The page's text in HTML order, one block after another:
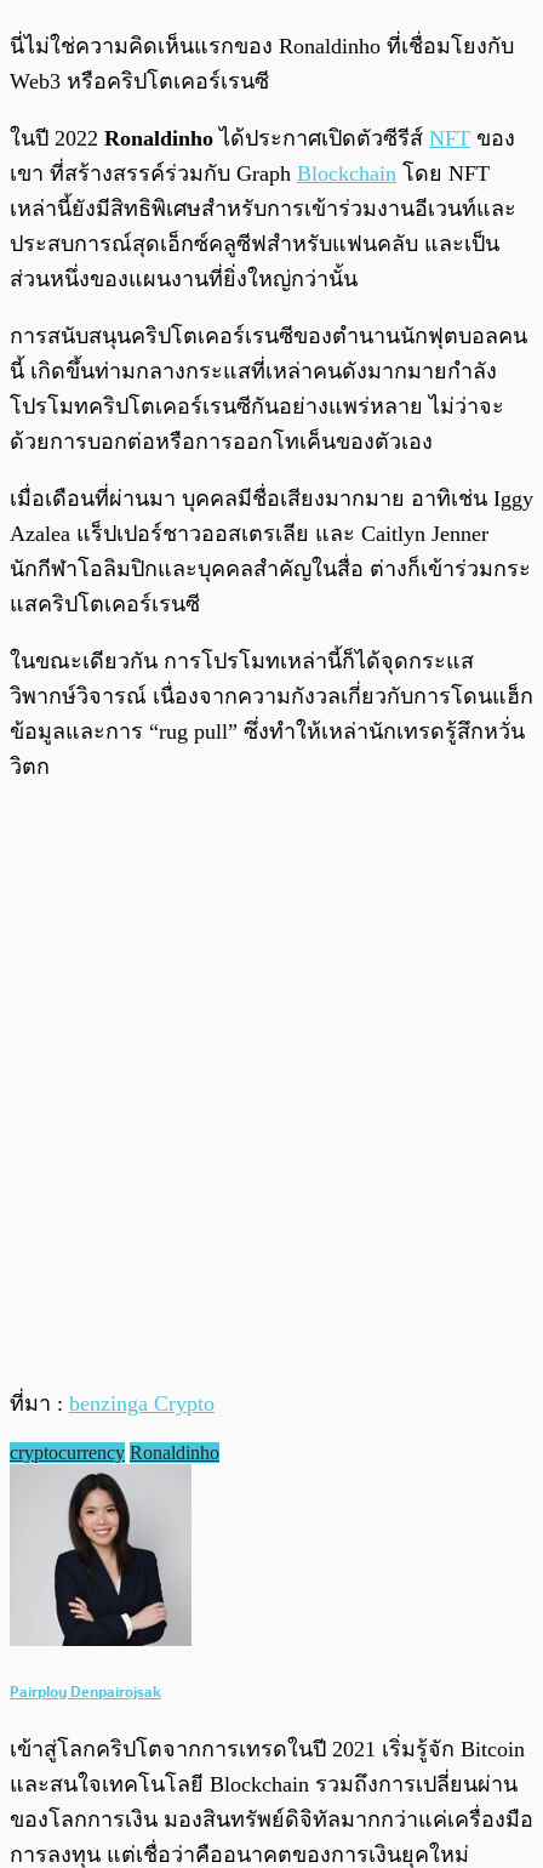
นี่ไม่ใช่ความคิดเห็นแรกของ Ronaldinho ที่เชื่อมโยงกับ
Web3 หรือคริปโตเคอร์เรนซี
ในปี 2022 Ronaldinho ได้ประกาศเปิดตัวซีรีส์ NFT ของ
เขา ที่สร้างสรรค์ร่วมกับ Graph Blockchain โดย NFT
เหล่านี้ยังมีสิทธิพิเศษสำหรับการเข้าร่วมงานอีเวนท์และ
ประสบการณ์สุดเอ็กซ์คลูซีฟสำหรับแฟนคลับ และเป็น
ส่วนหนึ่งของแผนงานที่ยิ่งใหญ่กว่านั้น
การสนับสนุนคริปโตเคอร์เรนซีของตำนานนักฟุตบอลคน
นี้ เกิดขึ้นท่ามกลางกระแสที่เหล่าคนดังมากมายกำลัง
โปรโมทคริปโตเคอร์เรนซีกันอย่างแพร่หลาย ไม่ว่าจะ
ด้วยการบอกต่อหรือการออกโทเค็นของตัวเอง
เมื่อเดือนที่ผ่านมา บุคคลมีชื่อเสียงมากมาย อาทิเช่น Iggy
Azalea แร็ปเปอร์ชาวออสเตรเลีย และ Caitlyn Jenner
นักกีฬาโอลิมปิกและบุคคลสำคัญในสื่อ ต่างก็เข้าร่วมกระ
แสคริปโตเคอร์เรนซี
ในขณะเดียวกัน การโปรโมทเหล่านี้ก็ได้จุดกระแส
วิพากษ์วิจารณ์ เนื่องจากความกังวลเกี่ยวกับการโดนแฮ็ก
ข้อมูลและการ “rug pull” ซึ่งทำให้เหล่านักเทรดรู้สึกหวั่น
วิตก
ที่มา : benzinga Crypto
cryptocurrency Ronaldinho
Pairploy Denpairojsak
เข้าสู่โลกคริปโตจากการเทรดในปี 2021 เริ่มรู้จัก Bitcoin
และสนใจเทคโนโลยี Blockchain รวมถึงการเปลี่ยนผ่าน
ของโลกการเงิน มองสินทรัพย์ดิจิทัลมากกว่าแค่เครื่องมือ
การลงทุน แต่เชื่อว่าคืออนาคตของการเงินยุคใหม่